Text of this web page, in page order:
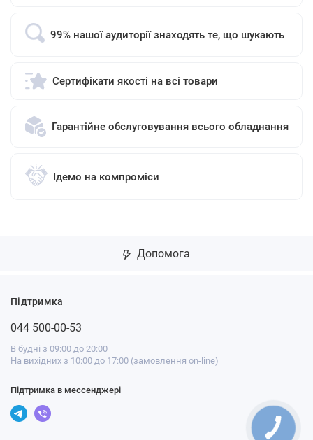
99% нашої аудиторії знаходять те, що шукають
Сертифікати якості на всі товари
Гарантійне обслуговування всього обладнання
Ідемо на компроміси
Допомога
Підтримка
044 500-00-53
В будні з 09:00 до 20:00
На вихідних з 10:00 до 17:00 (замовлення on-line)
Підтримка в мессенджері